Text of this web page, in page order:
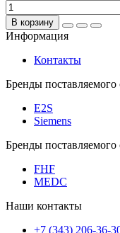
В корзину
Информация
Контакты
Бренды поставляемого
E2S
Siemens
Бренды поставляемого
FHF
MEDC
Наши контакты
+7 (343) 206-36-